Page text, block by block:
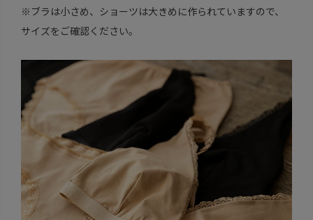
※ブラは小さめ、ショーツは大きめに作られていますので、
サイズをご確認ください。